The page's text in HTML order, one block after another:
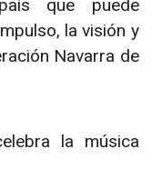
que puede
la visión y
Navarra de
la música